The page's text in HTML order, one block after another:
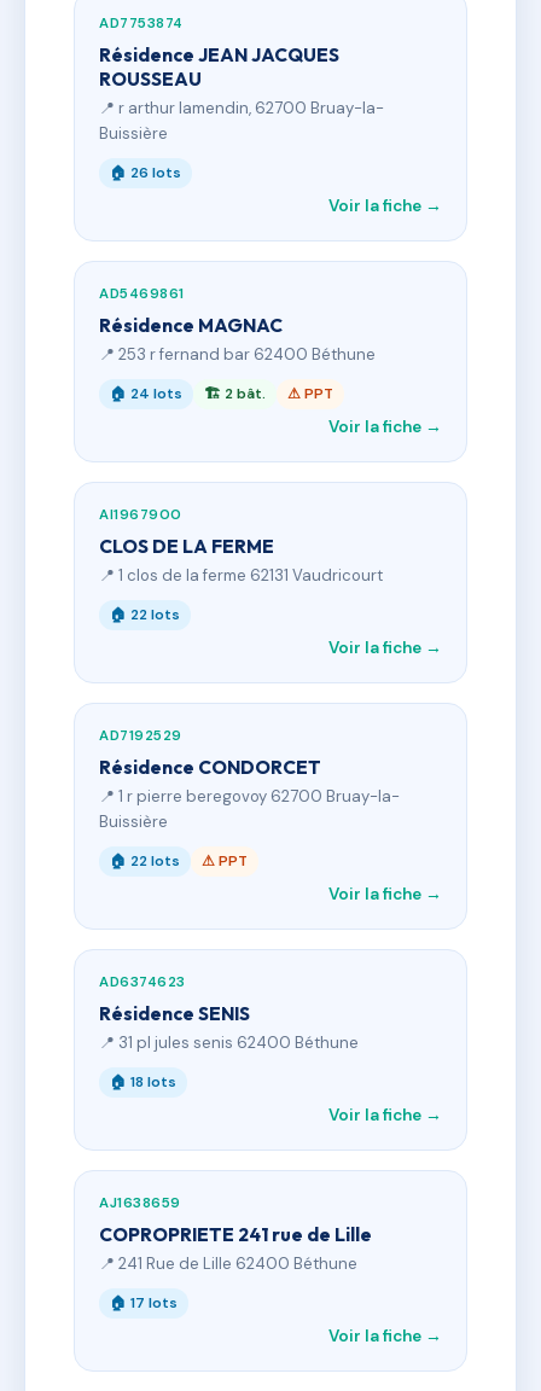
AD7753874
Résidence JEAN JACQUES
ROUSSEAU
📍 r arthur lamendin, 62700 Bruay-la-
Buissière
🏠 26 lots
Voir la fiche →
AD5469861
Résidence MAGNAC
📍 253 r fernand bar 62400 Béthune
🏠 24 lots 🏗 2 bât. ⚠ PPT
Voir la fiche →
AI1967900
CLOS DE LA FERME
📍 1 clos de la ferme 62131 Vaudricourt
🏠 22 lots
Voir la fiche →
AD7192529
Résidence CONDORCET
📍 1 r pierre beregovoy 62700 Bruay-la-
Buissière
🏠 22 lots ⚠ PPT
Voir la fiche →
AD6374623
Résidence SENIS
📍 31 pl jules senis 62400 Béthune
🏠 18 lots
Voir la fiche →
AJ1638659
COPROPRIETE 241 rue de Lille
📍 241 Rue de Lille 62400 Béthune
🏠 17 lots
Voir la fiche →